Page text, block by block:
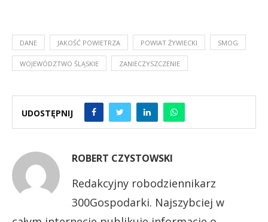
DANE JAKOŚĆ POWIETRZA POWIAT ŻYWIECKI SMOG
WOJEWÓDZTWO ŚLĄSKIE ZANIECZYSZCZENIE
UDOSTĘPNIJ
ROBERT CZYSTOWSKI
Redakcyjny robodziennikarz
300Gospodarki. Najszybciej w